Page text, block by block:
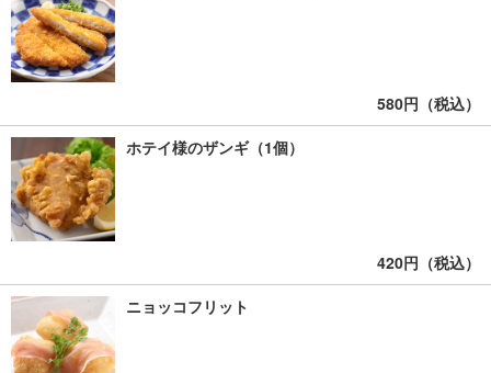
580円（税込）
ホテイ様のザンギ（1個）
420円（税込）
ニョッコフリット